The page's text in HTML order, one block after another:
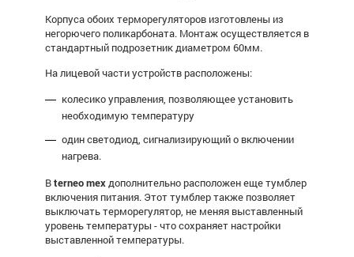
Корпуса обоих терморегуляторов изготовлены из
негорючего поликарбоната. Монтаж осуществляется в
стандартный подрозетник диаметром 60мм.
На лицевой части устройств расположены:
колесико управления, позволяющее установить
необходимую температуру
один светодиод, сигнализирующий о включении
нагрева.
Вterneo mexдополнительно расположен еще тумблер
включения питания. Этот тумблер также позволяет
выключать терморегулятор, не меняя выставленный
уровень температуры - что сохраняет настройки
выставленной температуры.